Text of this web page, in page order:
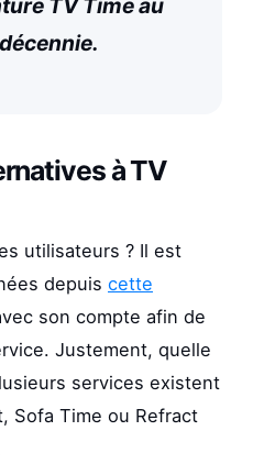
à TV
utilisateurs ? Il est
depuis cette
son compte afin de
Justement, quelle
services existent
Sofa Time ou Refract